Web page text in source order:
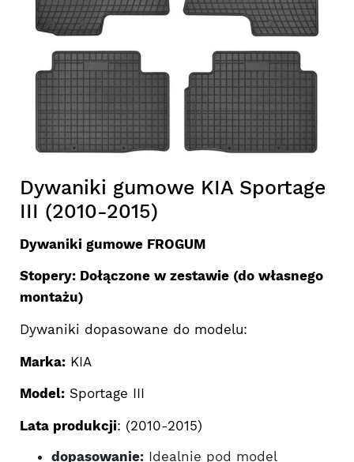
Dywaniki gumowe KIA Sportage
III (2010-2015)
Dywaniki gumowe FROGUM
Stopery: Dołączone w zestawie (do własnego
montażu)
Dywaniki dopasowane do modelu:
Marka: KIA
Model: Sportage III
Lata produkcji: (2010-2015)
dopasowanie: Idealnie pod model